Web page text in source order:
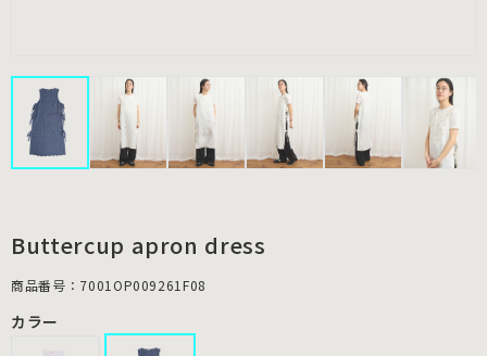
Buttercup apron dress
商品番号：7001OP009261F08
カラー